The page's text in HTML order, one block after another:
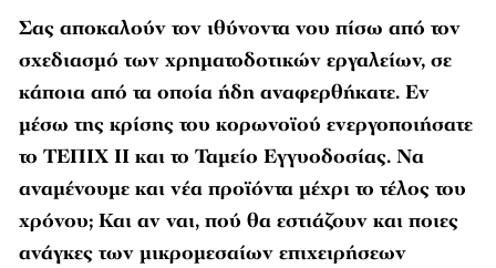
Σας αποκαλούν τον ιθύνοντα νου πίσω από τον
σχεδιασμό των χρηματοδοτικών εργαλείων, σε
κάποια από τα οποία ήδη αναφερθήκατε. Εν
μέσω της κρίσης του κορωνοϊού ενεργοποιήσατε
το ΤΕΠΙΧ ΙΙ και το Ταμείο Εγγυοδοσίας. Να
αναμένουμε και νέα προϊόντα μέχρι το τέλος του
χρόνου; Και αν ναι, πού θα εστιάζουν και ποιες
ανάγκες των μικρομεσαίων επιχειρήσεων